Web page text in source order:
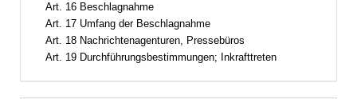
Art. 16 Beschlagnahme
Art. 17 Umfang der Beschlagnahme
Art. 18 Nachrichtenagenturen, Pressebüros
Art. 19 Durchführungsbestimmungen; Inkrafttreten